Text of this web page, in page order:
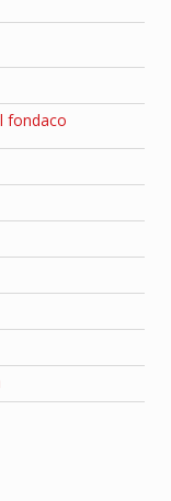
fondaco